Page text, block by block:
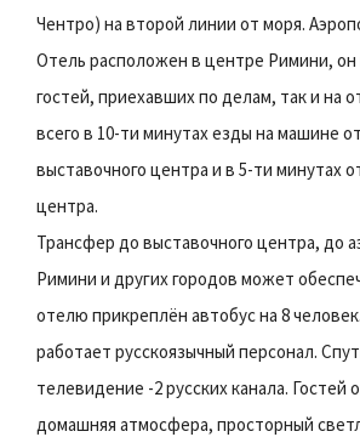
Чентро) на второй линии от моря.
Отель расположен в центре Римини, он
гостей, приехавших по делам, так и на
всего в 10-ти минутах езды на машине
выставочного центра и в 5-ти минутах
центра.
Трансфер до выставочного центра, до
Римини и других городов может
отелю прикреплён автобус на 8
работает русскоязычный персонал.
телевидение -2 русских канала. Гостей
домашняя атмосфера, просторный